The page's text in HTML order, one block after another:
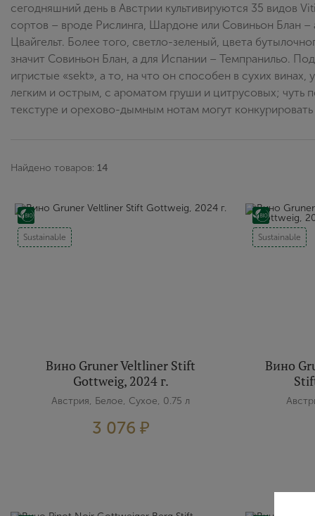
сегодняшний день в Австрии культивируются 35 видов
сортов – вроде Рислинга, Шардоне или Совиньон Блан –
Цвайгельт. Более того, светло-зеленый, цвета
значит Совиньон Блан, а для Испании – Темпранильо.
игристые «sekt», а то, на что он способен в сухих
легким и острым, с ароматом груши и цитрусовых; чуть
текстуре и орехово-дымным нотам могут
Найдено товаров: 14
Sustainable
Вино Gruner Veltliner Stift
Gottweig, 2024 г.
Австрия, Белое, Сухое, 0.75 л
3 076 ₽
Sustainable
Вино